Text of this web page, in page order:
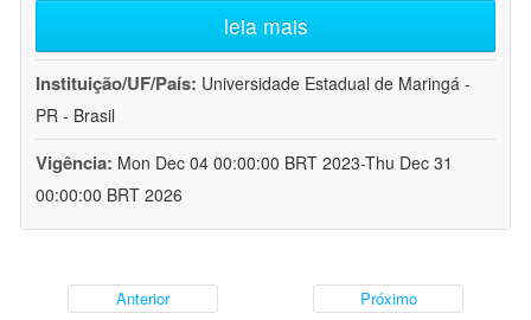
leia mais
Instituição/UF/País: Universidade Estadual de Maringá -
PR - Brasil
Vigência: Mon Dec 04 00:00:00 BRT 2023-Thu Dec 31
00:00:00 BRT 2026
Anterior Próximo